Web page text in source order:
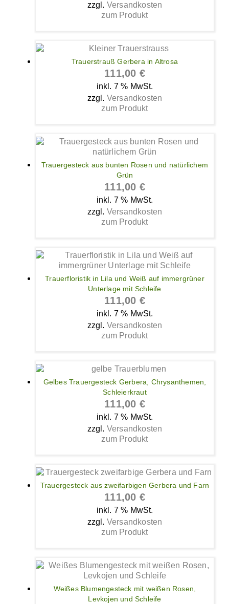
zzgl. Versandkosten
zum Produkt
Trauerstrauß Gerbera in Altrosa
111,00 €
inkl. 7 % MwSt.
zzgl. Versandkosten
zum Produkt
Trauergesteck aus bunten Rosen und natürlichem
Grün
111,00 €
inkl. 7 % MwSt.
zzgl. Versandkosten
zum Produkt
Trauerfloristik in Lila und Weiß auf immergrüner
Unterlage mit Schleife
111,00 €
inkl. 7 % MwSt.
zzgl. Versandkosten
zum Produkt
Gelbes Trauergesteck Gerbera, Chrysanthemen,
Schleierkraut
111,00 €
inkl. 7 % MwSt.
zzgl. Versandkosten
zum Produkt
Trauergesteck aus zweifarbigen Gerbera und Farn
111,00 €
inkl. 7 % MwSt.
zzgl. Versandkosten
zum Produkt
Weißes Blumengesteck mit weißen Rosen,
Levkojen und Schleife